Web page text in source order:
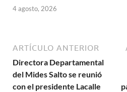
4 agosto, 2026
ARTÍCULO ANTERIOR
Directora Departamental
del Mides Salto se reunió
con el presidente Lacalle